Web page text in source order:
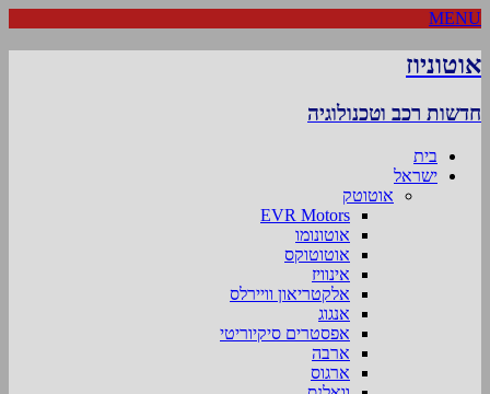
MENU
אוטוניוז
חדשות רכב וטכנולוגיה
בית
ישראל
אוטוטק
EVR Motors
אוטונומו
אוטוטוקס
אינוויז
אלקטריאון וויירלס
אנגוג
אפסטרים סיקיוריטי
ארבה
ארגוס